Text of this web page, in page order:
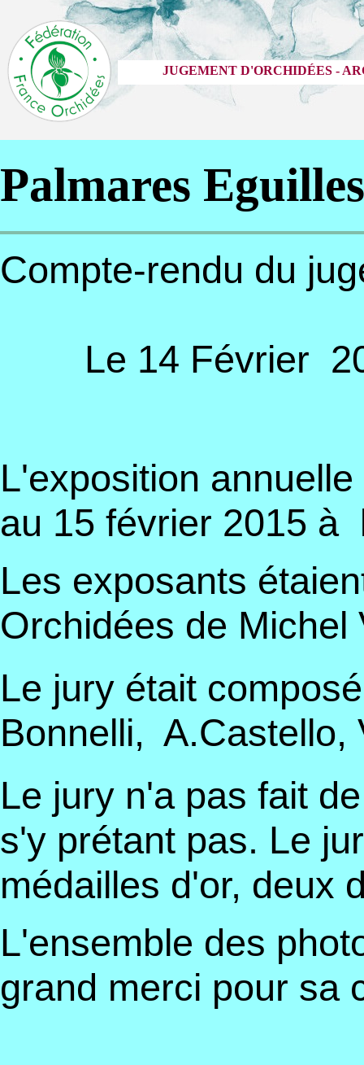
JUGEMENT D'ORCHIDÉES -
Palmares
Compte-
Le 14 Février
L'exposition
au 15 février 2015 à
Les exposants
Orchidées de
Le jury était
Bonnelli, A.Castello,
Le jury n'a pas fait
s'y prétant pas. Le
médailles d'or, deux
L'ensemble des
grand merci pour sa